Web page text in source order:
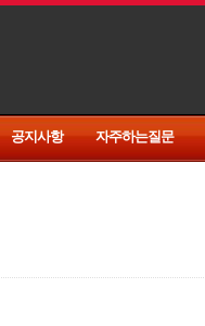
공지사항 자주하는질문